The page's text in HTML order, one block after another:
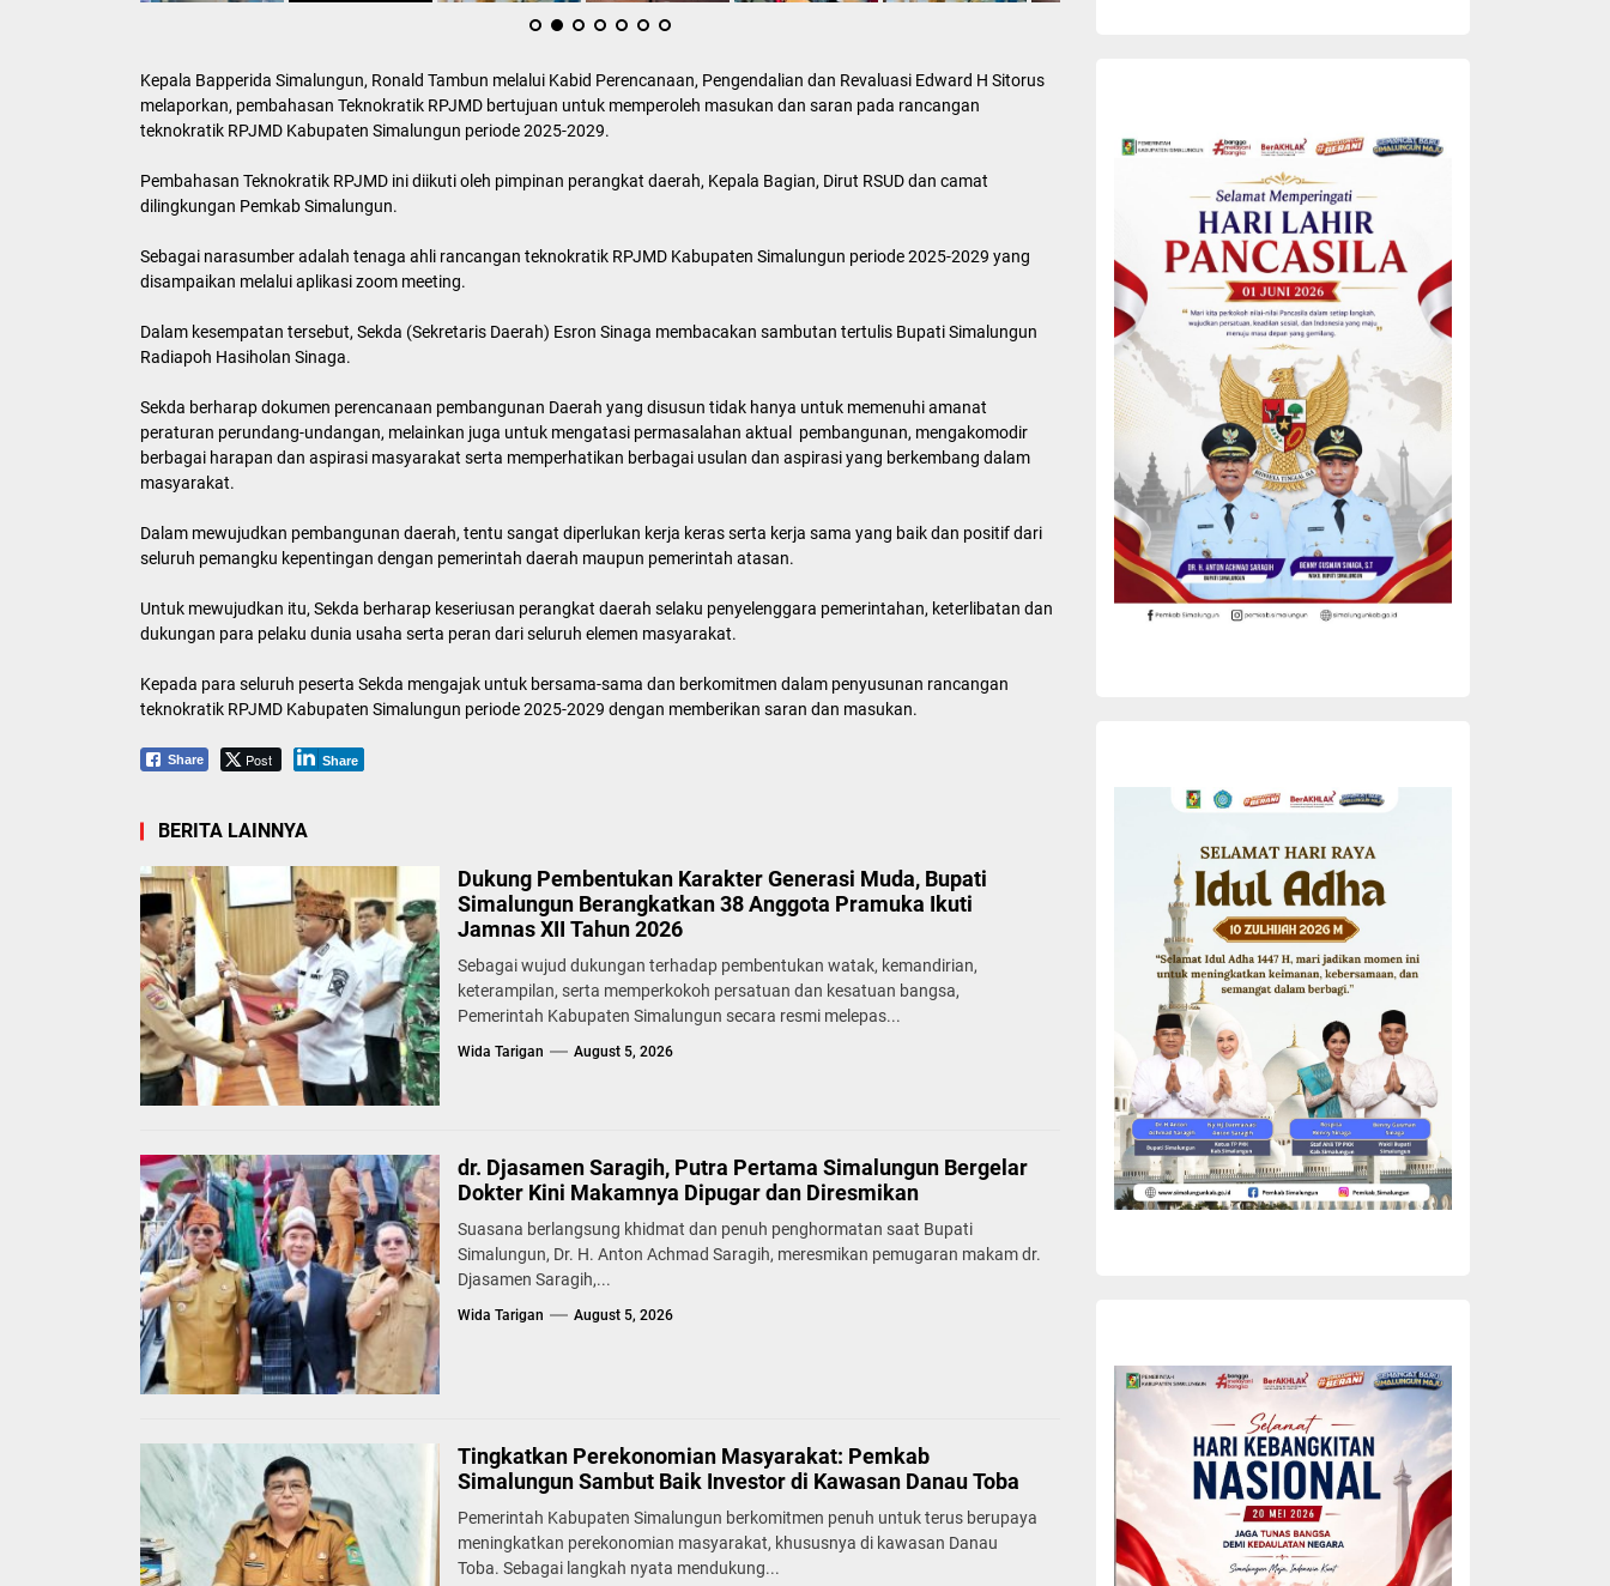
Kepala Bapperida Simalungun, Ronald Tambun melalui Kabid Perencanaan, Pengendalian dan Revaluasi Edward H Sitorus
melaporkan, pembahasan Teknokratik RPJMD bertujuan untuk memperoleh masukan dan saran pada rancangan
teknokratik RPJMD Kabupaten Simalungun periode 2025-2029.
Pembahasan Teknokratik RPJMD ini diikuti oleh pimpinan perangkat daerah, Kepala Bagian, Dirut RSUD dan camat
dilingkungan Pemkab Simalungun.
Sebagai narasumber adalah tenaga ahli rancangan teknokratik RPJMD Kabupaten Simalungun periode 2025-2029 yang
disampaikan melalui aplikasi zoom meeting.
Dalam kesempatan tersebut, Sekda (Sekretaris Daerah) Esron Sinaga membacakan sambutan tertulis Bupati Simalungun
Radiapoh Hasiholan Sinaga.
Sekda berharap dokumen perencanaan pembangunan Daerah yang disusun tidak hanya untuk memenuhi amanat
peraturan perundang-undangan, melainkan juga untuk mengatasi permasalahan aktual pembangunan, mengakomodir
berbagai harapan dan aspirasi masyarakat serta memperhatikan berbagai usulan dan aspirasi yang berkembang dalam
masyarakat.
Dalam mewujudkan pembangunan daerah, tentu sangat diperlukan kerja keras serta kerja sama yang baik dan positif dari
seluruh pemangku kepentingan dengan pemerintah daerah maupun pemerintah atasan.
Untuk mewujudkan itu, Sekda berharap keseriusan perangkat daerah selaku penyelenggara pemerintahan, keterlibatan dan
dukungan para pelaku dunia usaha serta peran dari seluruh elemen masyarakat.
Kepada para seluruh peserta Sekda mengajak untuk bersama-sama dan berkomitmen dalam penyusunan rancangan
teknokratik RPJMD Kabupaten Simalungun periode 2025-2029 dengan memberikan saran dan masukan.
Share Post Share
BERITA LAINNYA
Dukung Pembentukan Karakter Generasi Muda, Bupati
Simalungun Berangkatkan 38 Anggota Pramuka Ikuti
Jamnas XII Tahun 2026
Sebagai wujud dukungan terhadap pembentukan watak, kemandirian,
keterampilan, serta memperkokoh persatuan dan kesatuan bangsa,
Pemerintah Kabupaten Simalungun secara resmi melepas...
Wida Tarigan August 5, 2026
dr. Djasamen Saragih, Putra Pertama Simalungun Bergelar
Dokter Kini Makamnya Dipugar dan Diresmikan
Suasana berlangsung khidmat dan penuh penghormatan saat Bupati
Simalungun, Dr. H. Anton Achmad Saragih, meresmikan pemugaran makam dr.
Djasamen Saragih,...
Wida Tarigan August 5, 2026
Tingkatkan Perekonomian Masyarakat: Pemkab
Simalungun Sambut Baik Investor di Kawasan Danau Toba
Pemerintah Kabupaten Simalungun berkomitmen penuh untuk terus berupaya
meningkatkan perekonomian masyarakat, khususnya di kawasan Danau
Toba. Sebagai langkah nyata mendukung...